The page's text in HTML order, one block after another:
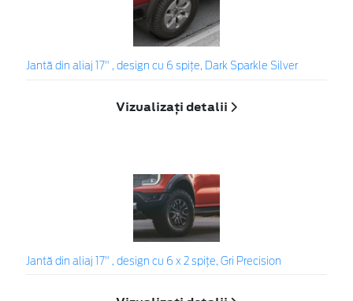
Jantă din aliaj 17" , design cu 6 spiţe, Dark Sparkle Silver
Vizualizați detalii
Jantă din aliaj 17" , design cu 6 x 2 spițe, Gri Precision